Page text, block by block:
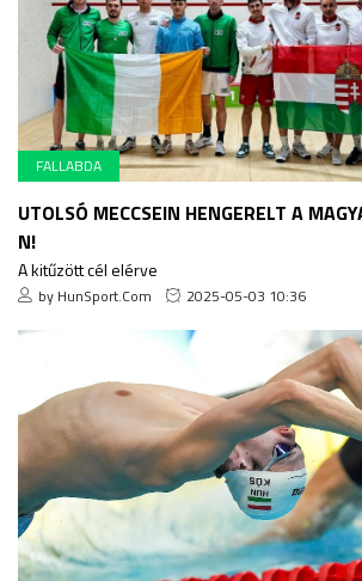
FALLABDA
UTOLSÓ MECCSEIN HENGERELT A
N!
A kitűzött cél elérve
by HunSport.Com 2025-05-03 10:36